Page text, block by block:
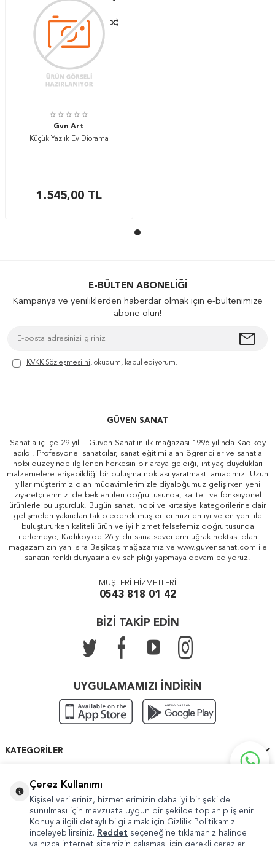
Gvn Art
Küçük Yazlık Ev Diorama
1.545,00TL
E-BÜLTEN ABONELIĞI
Kampanya ve yeniliklerden haberdar olmak için e-bültenimize
abone olun!
KVKK Sözleşmesi'ni, okudum, kabul ediyorum.
GÜVEN SANAT
Sanatla iç içe 29 yıl... Güven Sanat'ın ilk mağazası 1996 yılında Kadıköy
açıldı. Profesyonel sanatçılar, sanat eğitimi alan öğrenciler ve sanatla
hobi düzeyinde ilgilenen herkesin bir araya geldiği, ihtiyaç duydukları
malzemelere erişebildiği bir buluşma noktası yaratmaktı amacımız. Uzun
yıllar müşterimiz olan müdavimlerimizle diyaloğumuz gelişirken yeni
ziyaretçilerimizi de beklentileri doğrultusunda, kaliteli ve fonksiyonel
ürünlerle buluşturduk. Bugün sanat, hobi ve kırtasiye kategorilerine dair
gelişmeleri yakından takip ederek müşterilerimizi en iyi ve en yeni ile
buluştururken kaliteli ürün ve iyi hizmet felsefemiz doğrultusunda
ilerlemeye, Kadıköy'de 26 yıldır sanatseverlerin uğrak noktası olan
mağazamızın yanı sıra Beşiktaş mağazamız ve www.guvensanat.com ile
sanatın renkli dünyasına ev sahipliği yapmaya devam ediyoruz.
MÜŞTERİ HİZMETLERİ
0543 818 01 42
BİZİ TAKİP EDİN
UYGULAMAMIZI İNDİRİN
KATEGORILER
HIZLI ERIŞIM
Çerez Kullanımı
Kişisel verileriniz, hizmetlerimizin daha iyi bir şekilde
sunulması için mevzuata uygun bir şekilde toplanıp işlenir.
Konuyla ilgili detaylı bilgi almak için Gizlilik Politikamızı
inceleyebilirsiniz. Reddet seçeneğine tıklamanız halinde
yalnızca internet sitemizin çalışması için gerekli çerezler